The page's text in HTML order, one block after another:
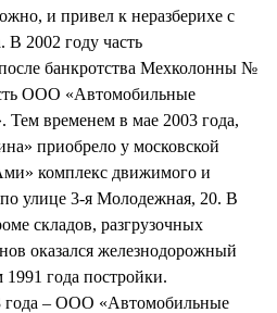
и привел к неразберихе с
2002 году часть
банкротства Мехколонны №
ООО «Автомобильные
Тем временем в мае 2003 года,
приобрело у московской
комплекс движимого и
улице 3-я Молодежная, 20. В
складов, разгрузочных
оказался железнодорожный
1991 года постройки.
года – ООО «Автомобильные